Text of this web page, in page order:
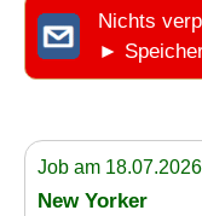
Nichts
►
Job am
New Yorker